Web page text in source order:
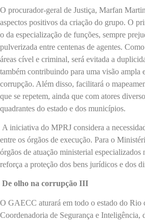
O procurador-geral de Justiça, Marfan
aspectos positivos da criação do grupo. O
o da especialização de funções, sempre
pulverizada entre centenas de agentes.
áreas cível e criminal, será evitada a
também contribuindo para uma visão ampla
corrupção. Além disso, facilitará o
que se repetem, ainda que com atores
quadrantes do estado e dos municípios.
A iniciativa do MPRJ considera a
entre os órgãos de execução. Para o
órgãos de atuação ministerial especializados
reforça a proteção dos bens jurídicos e dos
De olho na corrupção III
O GAECC aturará em todo o estado do Rio
Coordenadoria de Segurança e Inteligência,